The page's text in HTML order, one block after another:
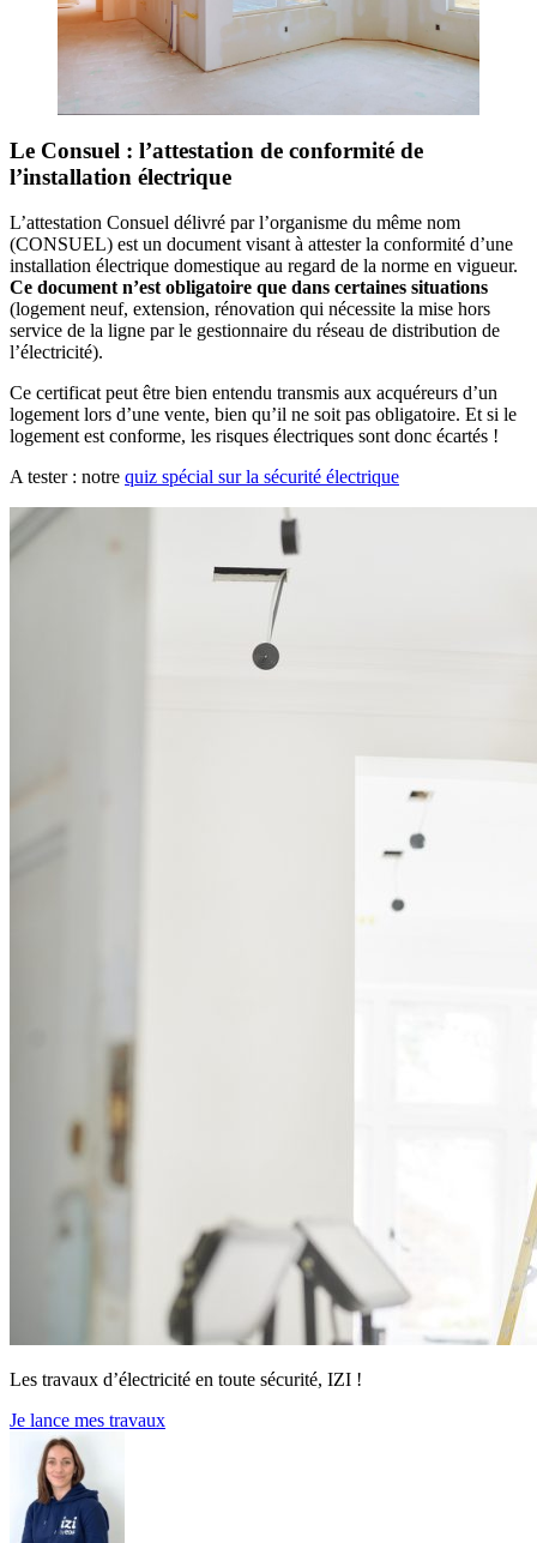
Le Consuel : l’attestation de conformité de
l’installation électrique
L’attestation Consuel délivré par l’organisme du même nom
(CONSUEL) est un document visant à attester la conformité d’une
installation électrique domestique au regard de la norme en vigueur.
Ce document n’est obligatoire que dans certaines situations
(logement neuf, extension, rénovation qui nécessite la mise hors
service de la ligne par le gestionnaire du réseau de distribution de
l’électricité).
Ce certificat peut être bien entendu transmis aux acquéreurs d’un
logement lors d’une vente, bien qu’il ne soit pas obligatoire. Et si le
logement est conforme, les risques électriques sont donc écartés !
A tester : notre quiz spécial sur la sécurité électrique
Les travaux d’électricité en toute sécurité, IZI !
Je lance mes travaux